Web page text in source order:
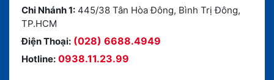
Chi Nhánh 1: 445/38 Tân Hòa Đông, Bình Trị Đông,
TP.HCM
Điện Thoại: (028) 6688.4949
Hotline: 0938.11.23.99